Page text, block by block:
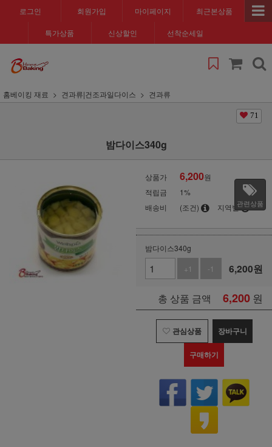
로그인 회원가입 마이페이지 최근본상품
특가상품 신상할인 선착순세일
홈베이킹 재료 견과류|건조과일다이스 견과류
71
밤다이스340g
상품가 6,200원
적립금
1%
배송비
(조건) 지역별관련상품
밤다이스340g
+1
-1 6,200원
총 상품 금액 6,200 원
관심상품 장바구니
구매하기